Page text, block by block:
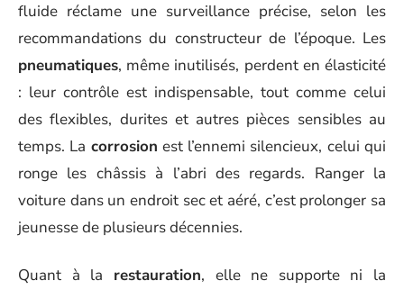
fluide réclame une surveillance précise, selon les
recommandations du constructeur de l’époque. Les
pneumatiques, même inutilisés, perdent en élasticité
: leur contrôle est indispensable, tout comme celui
des flexibles, durites et autres pièces sensibles au
temps. La corrosion est l’ennemi silencieux, celui qui
ronge les châssis à l’abri des regards. Ranger la
voiture dans un endroit sec et aéré, c’est prolonger sa
jeunesse de plusieurs décennies.
Quant à la restauration, elle ne supporte ni la